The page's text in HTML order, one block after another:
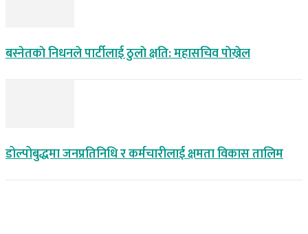
बस्नेतकाे निधनले पार्टीलाई ठुलाे क्षति: महासचिव पाेख्रेल
डोल्पोबुद्धमा जनप्रतिनिधि र कर्मचारीलाई क्षमता विकास तालिम